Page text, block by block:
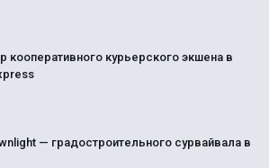
кооперативного курьерского экшена в
— градостроительного сурвайвала в